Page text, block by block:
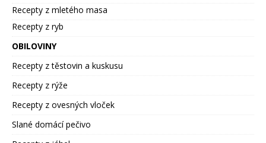
Recepty z mletého masa
Recepty z ryb
OBILOVINY
Recepty z těstovin a kuskusu
Recepty z rýže
Recepty z ovesných vloček
Slané domácí pečivo